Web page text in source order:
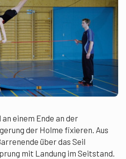
einem Ende an der
der Holme fixieren. Aus
über das Seil
mit Landung im Seitstand.